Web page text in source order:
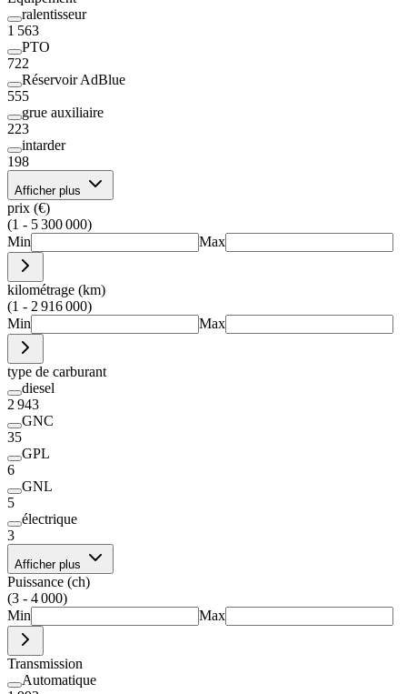
ralentisseur
1 563
PTO
722
Réservoir AdBlue
555
grue auxiliaire
223
intarder
198
Afficher plus
prix (€)
(1 - 5 300 000)
Min
Max
kilométrage (km)
(1 - 2 916 000)
Min
Max
type de carburant
diesel
2 943
GNC
35
GPL
6
GNL
5
électrique
3
Afficher plus
Puissance (ch)
(3 - 4 000)
Min
Max
Transmission
Automatique